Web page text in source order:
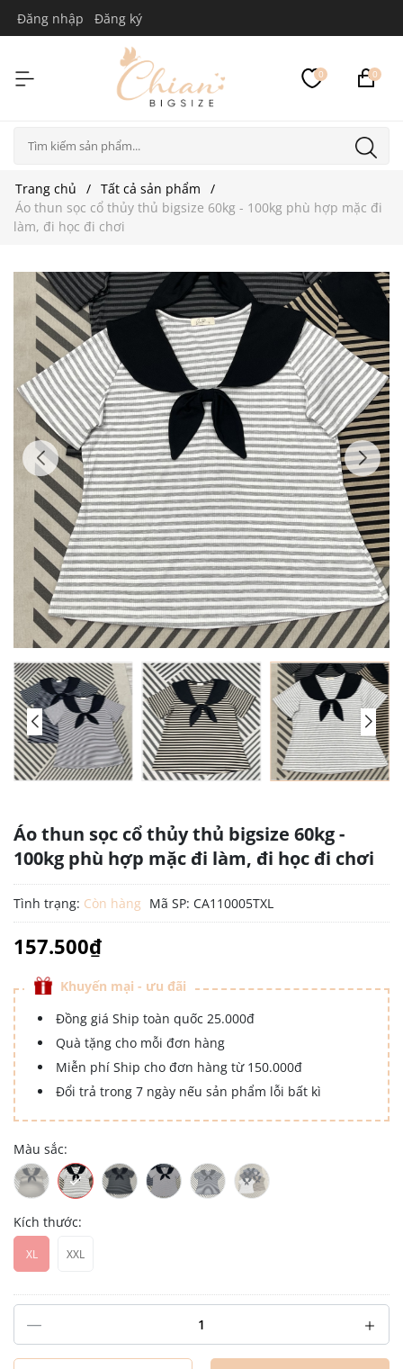
Đăng nhập Đăng ký
0 0
Trang chủ
Tất cả sản phẩm
Áo thun sọc cổ thủy thủ bigsize 60kg - 100kg phù hợp mặc đi
làm, đi học đi chơi
Áo thun sọc cổ thủy thủ bigsize 60kg -
100kg phù hợp mặc đi làm, đi học đi chơi
Tình trạng: Còn hàng Mã SP: CA110005TXL
157.500₫
Khuyến mại - ưu đãi
Đồng giá Ship toàn quốc 25.000đ
Quà tặng cho mỗi đơn hàng
Miễn phí Ship cho đơn hàng từ 150.000đ
Đổi trả trong 7 ngày nếu sản phẩm lỗi bất kì
Màu sắc:
Kích thước:
XL XXL